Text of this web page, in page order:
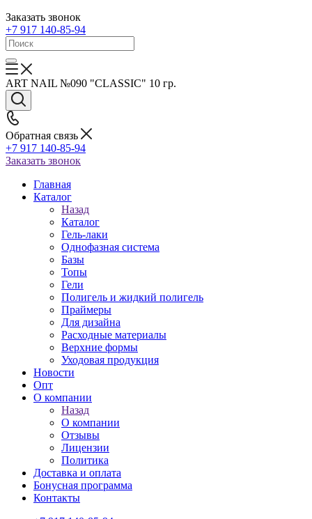
Заказать звонок
+7 917 140-85-94
ART NAIL №090 "CLASSIC" 10 гр.
Обратная связь
+7 917 140-85-94
Заказать звонок
Главная
Каталог
Назад
Каталог
Гель-лаки
Однофазная система
Базы
Топы
Гели
Полигель и жидкий полигель
Праймеры
Для дизайна
Расходные материалы
Верхние формы
Уходовая продукция
Новости
Опт
О компании
Назад
О компании
Отзывы
Лицензии
Политика
Доставка и оплата
Бонусная программа
Контакты